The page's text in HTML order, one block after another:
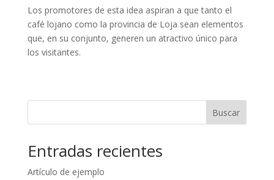
Los promotores de esta idea aspiran a que tanto el
café lojano como la provincia de Loja sean elementos
que, en su conjunto, generen un atractivo único para
los visitantes.
Buscar
Entradas recientes
Artículo de ejemplo